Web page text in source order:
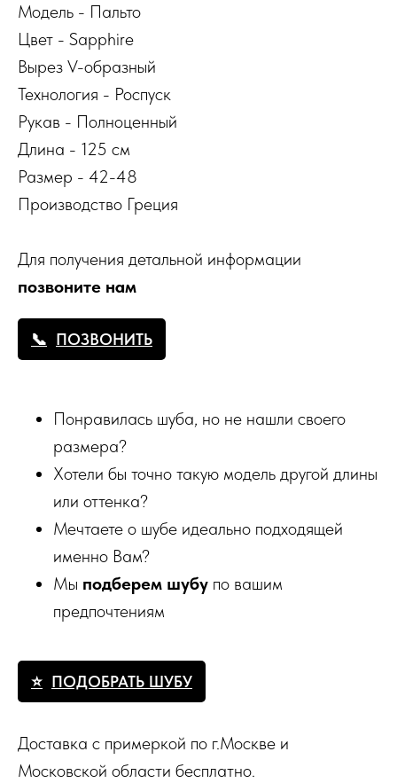
Модель - Пальто
Цвет - Sapphire
Вырез V-образный
Технология - Роспуск
Рукав - Полноценный
Длина - 125 см
Размер - 42-48
Производство Греция
Для получения детальной информации
позвоните нам
ПОЗВОНИТЬ
Понравилась шуба, но не нашли своего
размера?
Хотели бы точно такую модель другой длины
или оттенка?
Мечтаете о шубе идеально подходящей
именно Вам?
Мы подберем шубу по вашим
предпочтениям
ПОДОБРАТЬ ШУБУ
Доставка с примеркой по г.Москве и
Московской области бесплатно.